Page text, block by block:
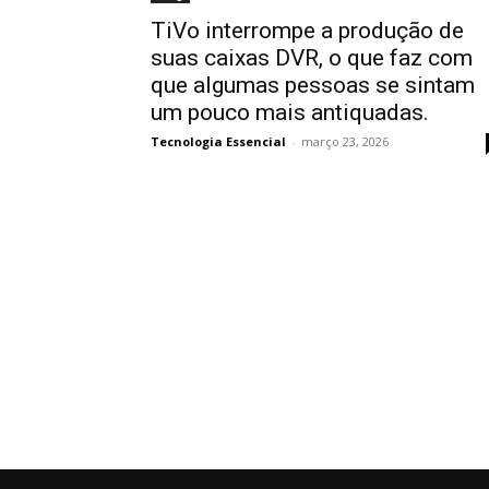
TiVo interrompe a produção de
suas caixas DVR, o que faz com
que algumas pessoas se sintam
um pouco mais antiquadas.
Tecnologia Essencial - março 23, 2026